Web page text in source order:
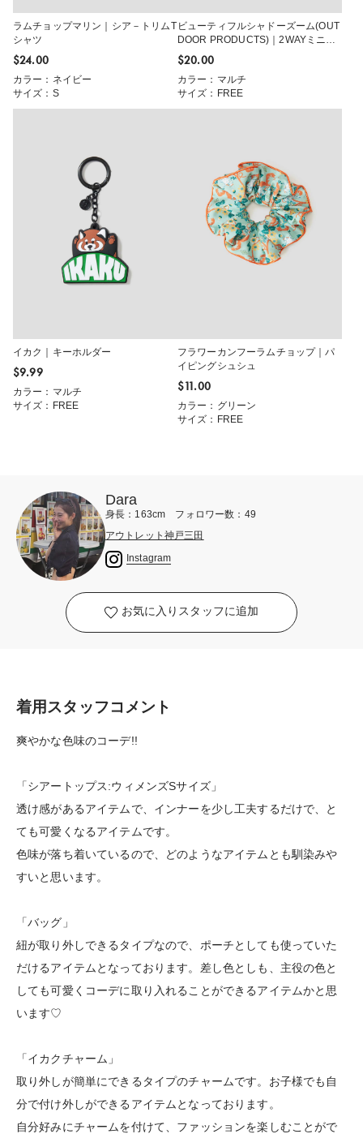
ラムチョップマリン｜シア－トリムT
シャツ
$‌24.00
カラー：ネイビー
サイズ：S
ビューティフルシャドーズーム(OUT
DOOR PRODUCTS)｜2WAYミニポ
ーチバッグ
$‌20.00
カラー：マルチ
サイズ：FREE
イカク｜キーホルダー
$‌9.99
カラー：マルチ
サイズ：FREE
フラワーカンフーラムチョップ｜パ
イピングシュシュ
$‌11.00
カラー：グリーン
サイズ：FREE
Dara
身長：163cm フォロワー数：49
アウトレット神戸三田
Instagram
お気に入りスタッフに追加
着用スタッフコメント
爽やかな色味のコーデ!!
「シアートップス:ウィメンズSサイズ」
透け感があるアイテムで、インナーを少し工夫するだけで、と
ても可愛くなるアイテムです。
色味が落ち着いているので、どのようなアイテムとも馴染みや
すいと思います。
「バッグ」
紐が取り外しできるタイプなので、ポーチとしても使っていた
だけるアイテムとなっております。差し色としも、主役の色と
しても可愛くコーデに取り入れることができるアイテムかと思
います♡
「イカクチャーム」
取り外しが簡単にできるタイプのチャームです。お子様でも自
分で付け外しができるアイテムとなっております。
自分好みにチャームを付けて、ファッションを楽しむことがで